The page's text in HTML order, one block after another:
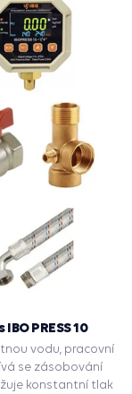
PRESS 10
vodu, pracovní
se zásobování
konstantní tlak